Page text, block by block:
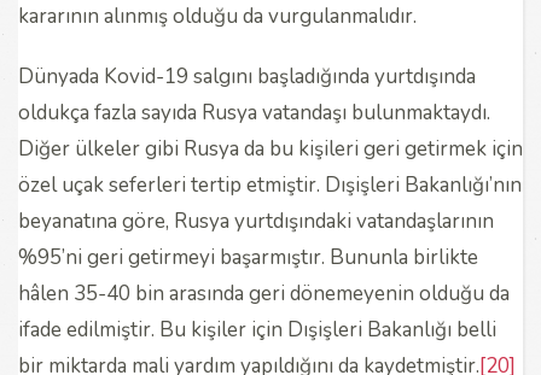
kararının alınmış olduğu da vurgulanmalıdır.
Dünyada Kovid-19 salgını başladığında yurtdışında
oldukça fazla sayıda Rusya vatandaşı bulunmaktaydı.
Diğer ülkeler gibi Rusya da bu kişileri geri getirmek için
özel uçak seferleri tertip etmiştir. Dışişleri Bakanlığı’nın
beyanatına göre, Rusya yurtdışındaki vatandaşlarının
%95’ni geri getirmeyi başarmıştır. Bununla birlikte
hâlen 35-40 bin arasında geri dönemeyenin olduğu da
ifade edilmiştir. Bu kişiler için Dışişleri Bakanlığı belli
bir miktarda mali yardım yapıldığını da kaydetmiştir.[20]